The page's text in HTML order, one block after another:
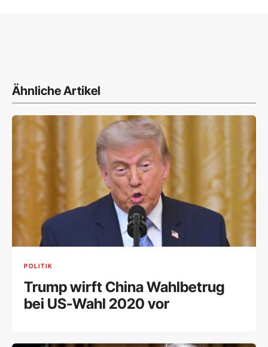
Ähnliche Artikel
POLITIK
Trump wirft China Wahlbetrug
bei US-Wahl 2020 vor